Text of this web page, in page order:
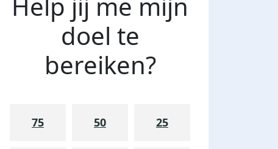
doel te
bereiken?
75 50 25